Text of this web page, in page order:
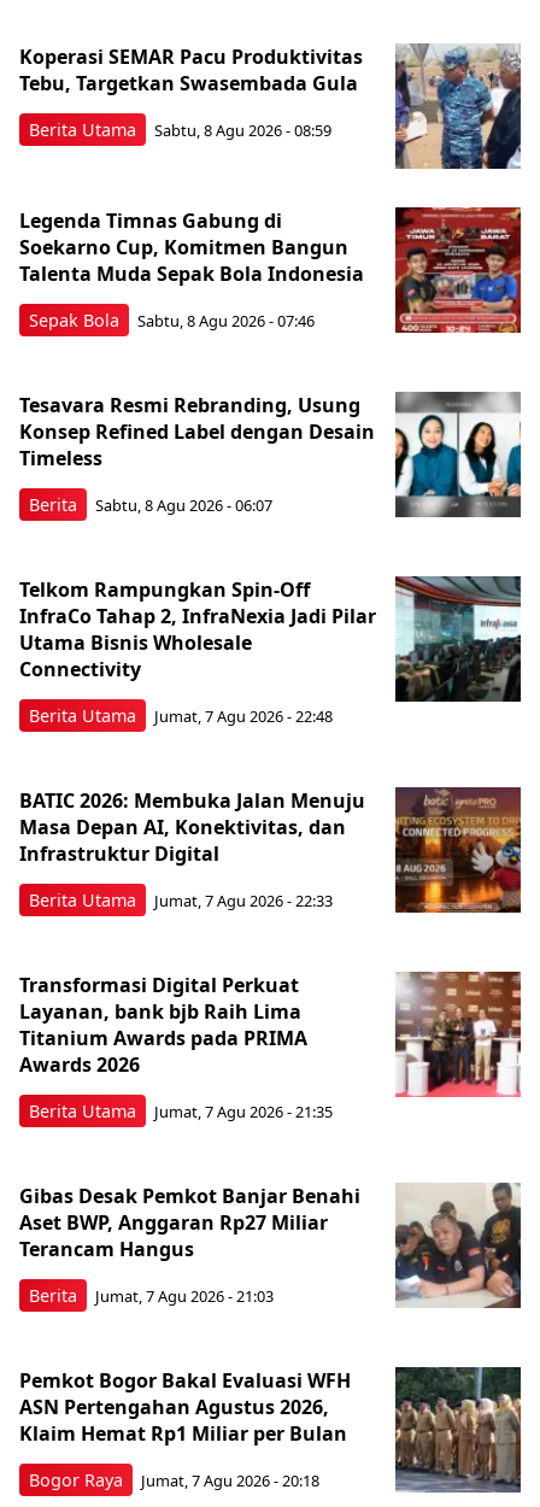
Berita Utama
Koperasi SEMAR Pacu Produktivitas
Tebu, Targetkan Swasembada Gula
Sabtu, 8 Agu 2026 - 08:59
Sepak Bola
Legenda Timnas Gabung di
Soekarno Cup, Komitmen Bangun
Talenta Muda Sepak Bola Indonesia
Sabtu, 8 Agu 2026 - 07:46
Berita
Tesavara Resmi Rebranding, Usung
Konsep Refined Label dengan Desain
Timeless
Sabtu, 8 Agu 2026 - 06:07
Berita Utama
Telkom Rampungkan Spin-Off
InfraCo Tahap 2, InfraNexia Jadi Pilar
Utama Bisnis Wholesale
Connectivity
Jumat, 7 Agu 2026 - 22:48
Berita Utama
BATIC 2026: Membuka Jalan Menuju
Masa Depan AI, Konektivitas, dan
Infrastruktur Digital
Jumat, 7 Agu 2026 - 22:33
Berita Utama
Transformasi Digital Perkuat
Layanan, bank bjb Raih Lima
Titanium Awards pada PRIMA
Awards 2026
Jumat, 7 Agu 2026 - 21:35
Berita
Gibas Desak Pemkot Banjar Benahi
Aset BWP, Anggaran Rp27 Miliar
Terancam Hangus
Jumat, 7 Agu 2026 - 21:03
Bogor Raya
Pemkot Bogor Bakal Evaluasi WFH
ASN Pertengahan Agustus 2026,
Klaim Hemat Rp1 Miliar per Bulan
Jumat, 7 Agu 2026 - 20:18